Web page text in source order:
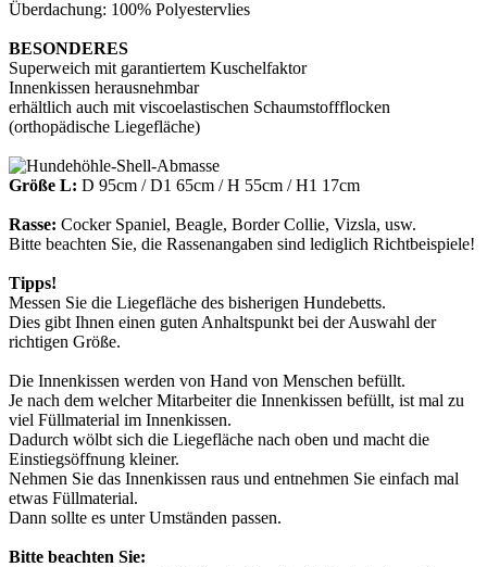
Überdachung: 100% Polyestervlies
BESONDERES
Superweich mit garantiertem Kuschelfaktor
Innenkissen herausnehmbar
erhältlich auch mit viscoelastischen Schaumstoffflocken
(orthopädische Liegefläche)
Größe L: D 95cm / D1 65cm / H 55cm / H1 17cm
Rasse: Cocker Spaniel, Beagle, Border Collie, Vizsla, usw.
Bitte beachten Sie, die Rassenangaben sind lediglich Richtbeispiele!
Tipps!
Messen Sie die Liegefläche des bisherigen Hundebetts.
Dies gibt Ihnen einen guten Anhaltspunkt bei der Auswahl der
richtigen Größe.
Die Innenkissen werden von Hand von Menschen befüllt.
Je nach dem welcher Mitarbeiter die Innenkissen befüllt, ist mal zu
viel Füllmaterial im Innenkissen.
Dadurch wölbt sich die Liegefläche nach oben und macht die
Einstiegsöffnung kleiner.
Nehmen Sie das Innenkissen raus und entnehmen Sie einfach mal
etwas Füllmaterial.
Dann sollte es unter Umständen passen.
Bitte beachten Sie: